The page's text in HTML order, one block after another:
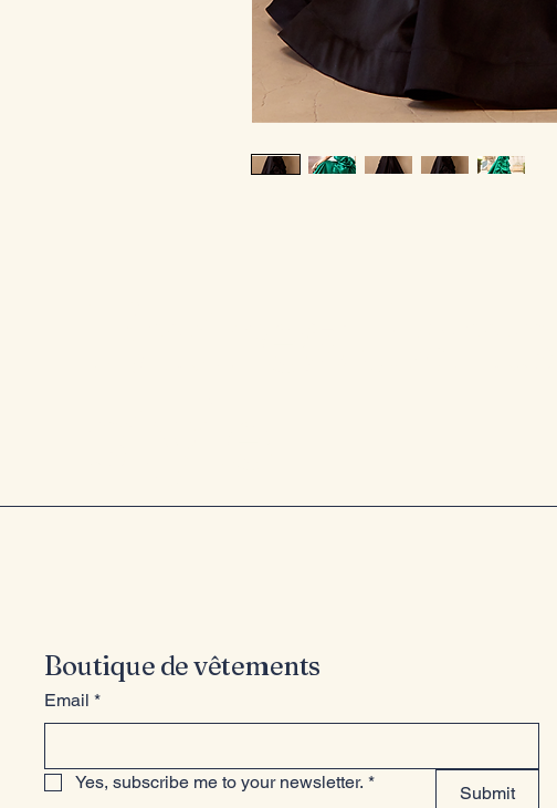
Boutique de vêtements
Email *
Yes, subscribe me to your newsletter. *
Submit